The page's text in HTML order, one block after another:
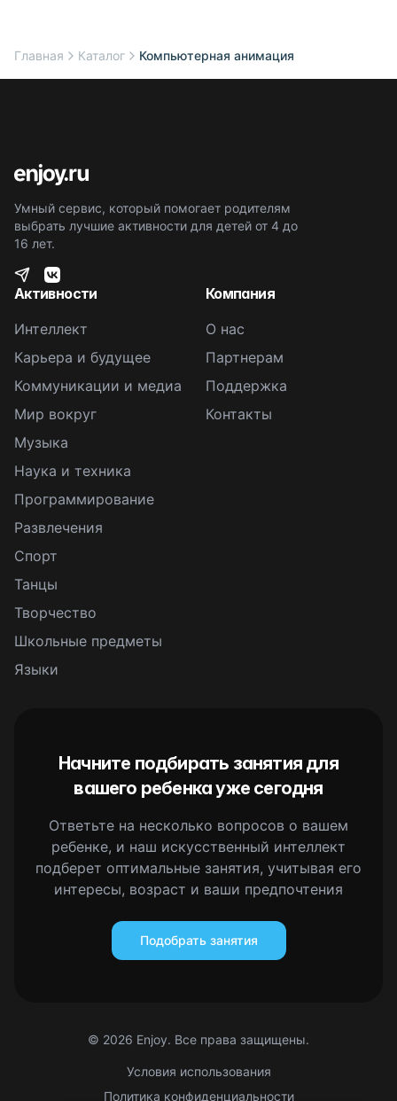
Главная Каталог Компьютерная анимация
Умный сервис, который помогает родителям
выбрать лучшие активности для детей от 4 до
16 лет.
Активности
Интеллект
Карьера и будущее
Коммуникации и медиа
Мир вокруг
Музыка
Наука и техника
Программирование
Развлечения
Спорт
Танцы
Творчество
Школьные предметы
Языки
Компания
О нас
Партнерам
Поддержка
Контакты
Начните подбирать занятия для
вашего ребенка уже сегодня
Ответьте на несколько вопросов о вашем
ребенке, и наш искусственный интеллект
подберет оптимальные занятия, учитывая его
интересы, возраст и ваши предпочтения
Подобрать занятия
© 2026 Enjoy. Все права защищены.
Условия использования
Политика конфиденциальности